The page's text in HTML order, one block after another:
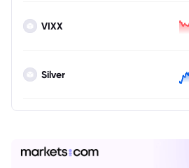
VIXX
Silver